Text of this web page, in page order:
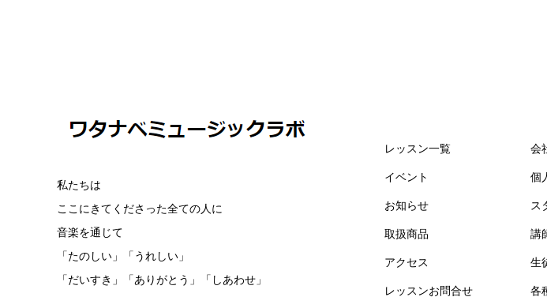
私たちは
ここにきてくださった全ての人に
音楽を通じて
「たのしい」「うれしい」
「だいすき」「ありがとう」「しあわせ」
レッスン一覧
イベント
お知らせ
取扱商品
アクセス
レッスンお問合せ
会
個
ス
講
生
各